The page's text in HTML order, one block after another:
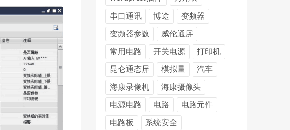
串口通讯 博途 变频器
变频器参数 威伦通屏
常用电路 开关电源 打印机
昆仑通态屏 模拟量 汽车
海康录像机 海康摄像头
电源电路 电路 电路元件
电路板 系统安全